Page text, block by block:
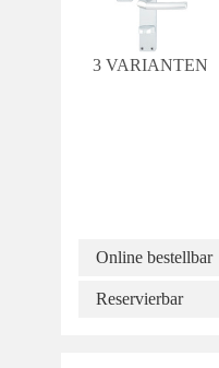
3 VARIANTEN
Online bestellbar
Reservierbar